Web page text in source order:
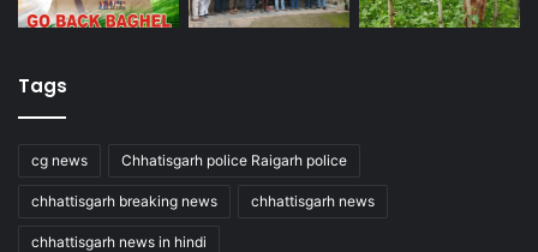
Tags
cg news Chhatisgarh police Raigarh police
chhattisgarh breaking news chhattisgarh news
chhattisgarh news in hindi